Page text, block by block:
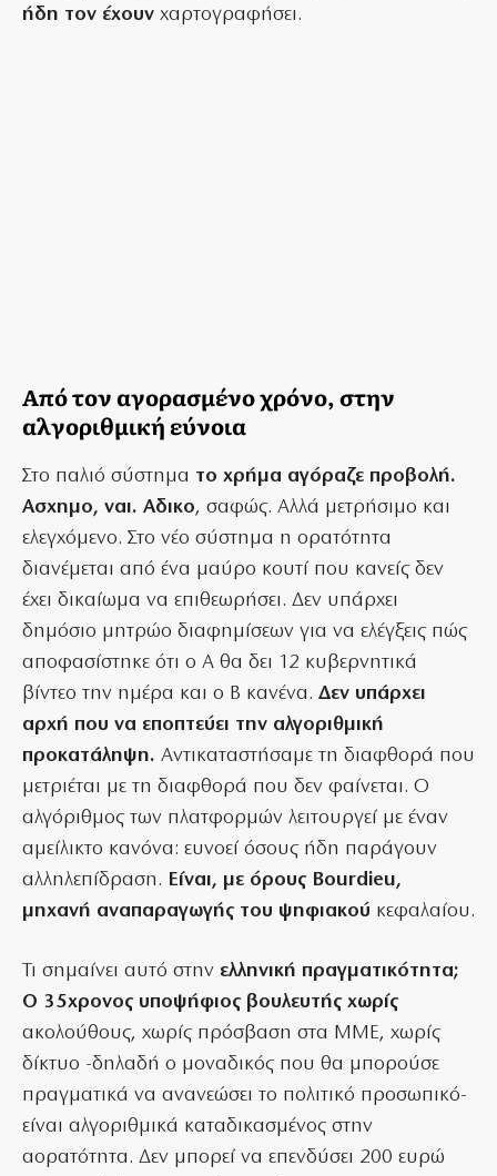
ήδη τον έχουν χαρτογραφήσει.
Από τον αγορασμένο χρόνο, στην
αλγοριθμική εύνοια
Στο παλιό σύστημα το χρήμα αγόραζε προβολή.
Ασχημο, ναι. Αδικο, σαφώς. Αλλά μετρήσιμο και
ελεγχόμενο. Στο νέο σύστημα η ορατότητα
διανέμεται από ένα μαύρο κουτί που κανείς δεν
έχει δικαίωμα να επιθεωρήσει. Δεν υπάρχει
δημόσιο μητρώο διαφημίσεων για να ελέγξεις πώς
αποφασίστηκε ότι ο Α θα δει 12 κυβερνητικά
βίντεο την ημέρα και ο Β κανένα. Δεν υπάρχει
αρχή που να εποπτεύει την αλγοριθμική
προκατάληψη. Αντικαταστήσαμε τη διαφθορά που
μετριέται με τη διαφθορά που δεν φαίνεται. Ο
αλγόριθμος των πλατφορμών λειτουργεί με έναν
αμείλικτο κανόνα: ευνοεί όσους ήδη παράγουν
αλληλεπίδραση. Είναι, με όρους Bourdieu,
μηχανή αναπαραγωγής του ψηφιακού κεφαλαίου.
Τι σημαίνει αυτό στην ελληνική πραγματικότητα;
Ο 35χρονος υποψήφιος βουλευτής χωρίς
ακολούθους, χωρίς πρόσβαση στα ΜΜΕ, χωρίς
δίκτυο -δηλαδή ο μοναδικός που θα μπορούσε
πραγματικά να ανανεώσει το πολιτικό προσωπικό-
είναι αλγοριθμικά καταδικασμένος στην
αορατότητα. Δεν μπορεί να επενδύσει 200 ευρώ